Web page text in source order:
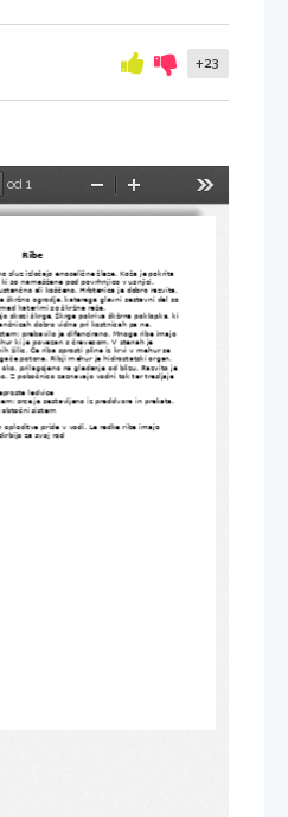
prikaži meni +23
od 1
Pomanjšaj
Ribe
sluz izločajo enocelične žleze. Koža je pokrita
ki so nameščene pod povrhnjico v usnjici.
ali koščeno. Hrbtenica je dobro razvita.
škržno ogrodje, katerega glavni sestavni del so
katerimi so škržne reže.
skozi škrge. Škrge pokriva škžrna poklopka, ki
dobro vidna pri kostnicah pa ne.
prebavilo je difencirano. Mnoge ribe imajo
ki je povezan s črevesom. V stenah je
žilic. Če riba sprosti pline iz krvi v mehur se
potone. Ribji mehur je hidrostatski organ.
prilagojeno na gledanje od blizu. Razvito je
Z pobočnico zaznavajo vodni tok ter tresljaje
ledvice
srce je sestavljeno iz preddvora in prekata.
obtočni sistem
oploditve pride v vodi. Le redke ribe imajo
za svoj rod